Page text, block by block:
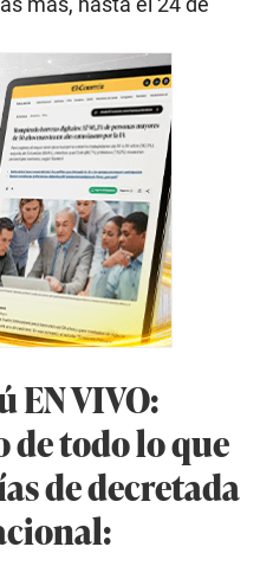
EN VIVO:
todo lo que
de decretada